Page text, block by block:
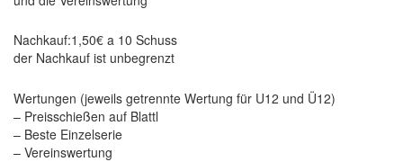
Nachkauf:1,50€ a 10 Schuss
der Nachkauf ist unbegrenzt
Wertungen (jeweils getrennte Wertung für U12 und Ü12)
– Preisschießen auf Blattl
– Beste Einzelserie
– Vereinswertung